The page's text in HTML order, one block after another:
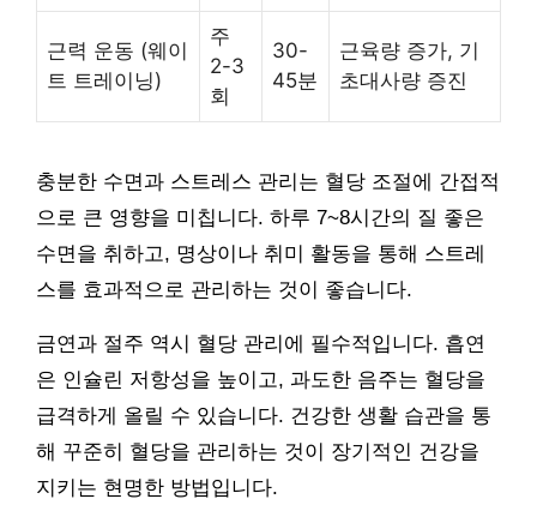
근력 운동 (웨이
트 트레이닝)
주
2-3
회
30-
45분
근육량 증가, 기
초대사량 증진
충분한 수면과 스트레스 관리는 혈당 조절에 간접적
으로 큰 영향을 미칩니다. 하루 7~8시간의 질 좋은
수면을 취하고, 명상이나 취미 활동을 통해 스트레
스를 효과적으로 관리하는 것이 좋습니다.
금연과 절주 역시 혈당 관리에 필수적입니다. 흡연
은 인슐린 저항성을 높이고, 과도한 음주는 혈당을
급격하게 올릴 수 있습니다. 건강한 생활 습관을 통
해 꾸준히 혈당을 관리하는 것이 장기적인 건강을
지키는 현명한 방법입니다.